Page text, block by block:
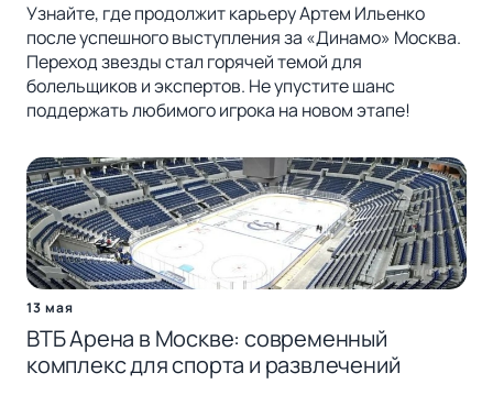
Узнайте, где продолжит карьеру Артем Ильенко
после успешного выступления за «Динамо» Москва.
Переход звезды стал горячей темой для
болельщиков и экспертов. Не упустите шанс
поддержать любимого игрока на новом этапе!
13 мая
ВТБ Арена в Москве: современный
комплекс для спорта и развлечений